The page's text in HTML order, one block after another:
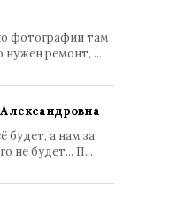
фотографии там
нужен ремонт, ...
будет, а нам за
не будет... П...